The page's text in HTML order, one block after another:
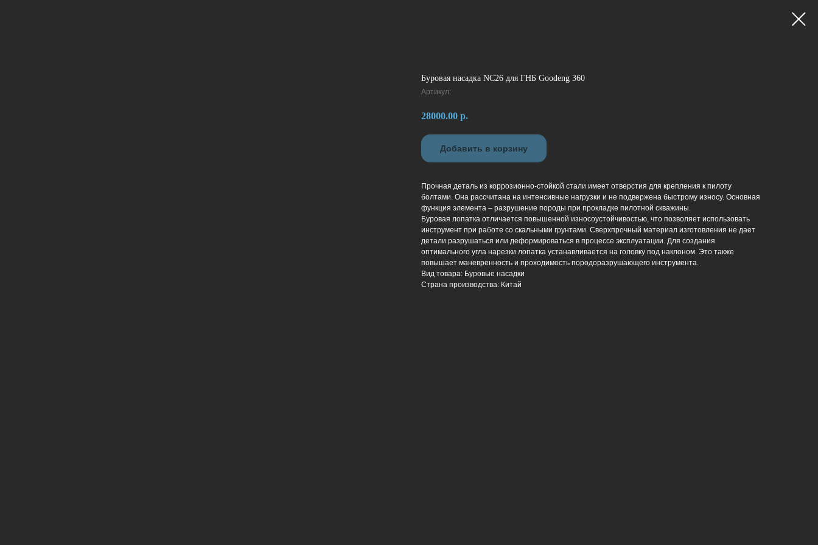
Буровая насадка NC26 для ГНБ Goodeng 360
Артикул:
28000.00 р.
Добавить в корзину
Прочная деталь из коррозионно-стойкой стали имеет отверстия для крепления к пилоту
болтами. Она рассчитана на интенсивные нагрузки и не подвержена быстрому износу. Основная
функция элемента – разрушение породы при прокладке пилотной скважины.
Буровая лопатка отличается повышенной износоустойчивостью, что позволяет использовать
инструмент при работе со скальными грунтами. Сверхпрочный материал изготовления не дает
детали разрушаться или деформироваться в процессе эксплуатации. Для создания
оптимального угла нарезки лопатка устанавливается на головку под наклоном. Это также
повышает маневренность и проходимость породоразрушающего инструмента.
Вид товара: Буровые насадки
Страна производства: Китай